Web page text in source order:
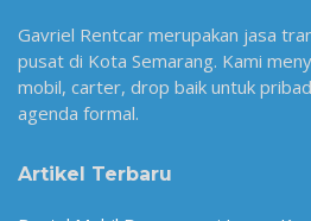
Gavriel Rentcar merupakan jasa
pusat di Kota Semarang. Kami
mobil, carter, drop baik untuk
agenda formal.
Artikel Terbaru